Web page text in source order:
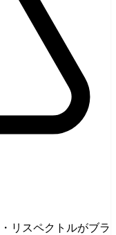
リスペクトルがブラ